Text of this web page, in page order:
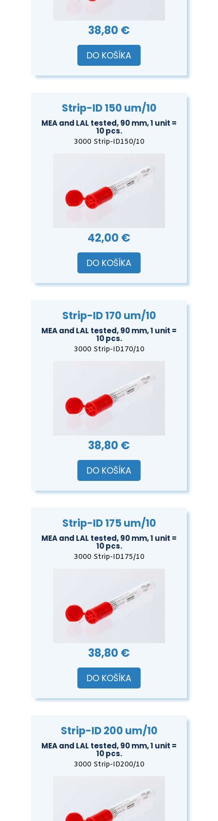
38,80 €
DO KOŠÍKA
Strip-ID 150 um/10
MEA and LAL tested, 90 mm, 1 unit =
10 pcs.
3000 Strip-ID150/10
42,00 €
DO KOŠÍKA
Strip-ID 170 um/10
MEA and LAL tested, 90 mm, 1 unit =
10 pcs.
3000 Strip-ID170/10
38,80 €
DO KOŠÍKA
Strip-ID 175 um/10
MEA and LAL tested, 90 mm, 1 unit =
10 pcs.
3000 Strip-ID175/10
38,80 €
DO KOŠÍKA
Strip-ID 200 um/10
MEA and LAL tested, 90 mm, 1 unit =
10 pcs.
3000 Strip-ID200/10